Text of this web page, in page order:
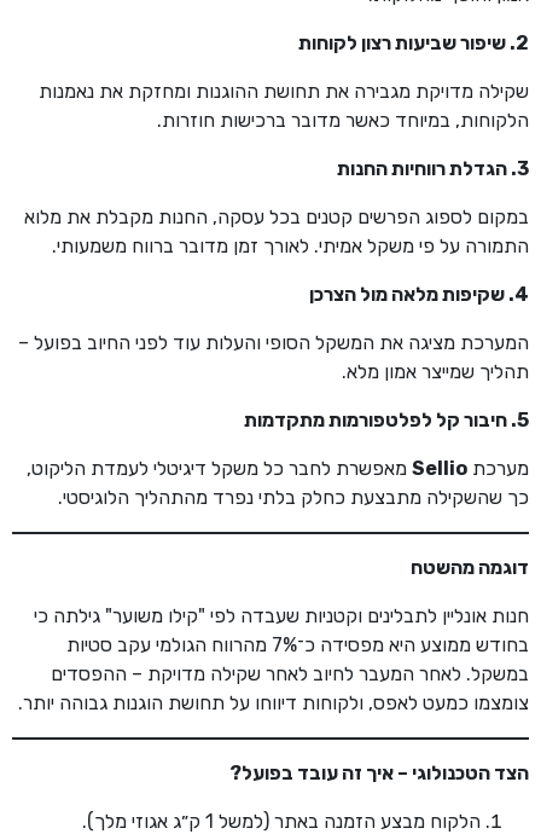
2. שיפור שביעות רצון לקוחות
שקילה מדויקת מגבירה את תחושת ההוגנות ומחזקת את נאמנות
הלקוחות, במיוחד כאשר מדובר ברכישות חוזרות.
3. הגדלת רווחיות החנות
במקום לספוג הפרשים קטנים בכל עסקה, החנות מקבלת את מלוא
התמורה על פי משקל אמיתי. לאורך זמן מדובר ברווח משמעותי.
4. שקיפות מלאה מול הצרכן
המערכת מציגה את המשקל הסופי והעלות עוד לפני החיוב בפועל –
תהליך שמייצר אמון מלא.
5. חיבור קל לפלטפורמות מתקדמות
מערכת Sellio מאפשרת לחבר כל משקל דיגיטלי לעמדת הליקוט,
כך שהשקילה מתבצעת כחלק בלתי נפרד מהתהליך הלוגיסטי.
דוגמה מהשטח
חנות אונליין לתבלינים וקטניות שעבדה לפי "קילו משוער" גילתה כי
בחודש ממוצע היא מפסידה כ־7% מהרווח הגולמי עקב סטיות
במשקל. לאחר המעבר לחיוב לאחר שקילה מדויקת – ההפסדים
צומצמו כמעט לאפס, ולקוחות דיווחו על תחושת הוגנות גבוהה יותר.
הצד הטכנולוגי – איך זה עובד בפועל?
הלקוח מבצע הזמנה באתר (למשל 1 ק״ג אגוזי מלך).